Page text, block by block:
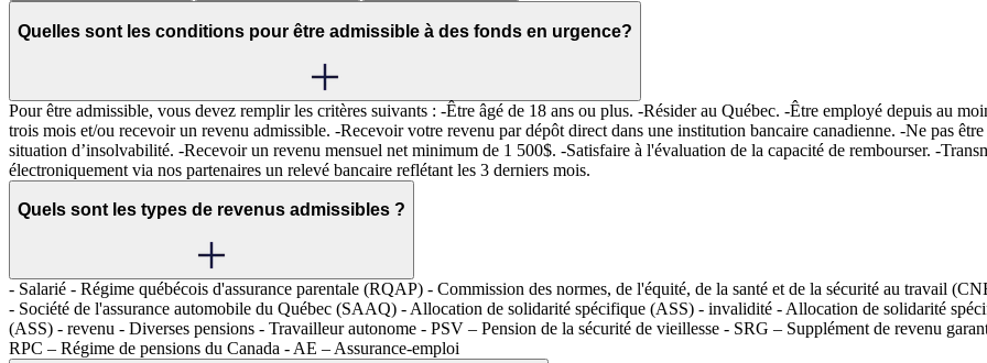
Quelles sont les conditions pour être admissible à des fonds en urgence?
Pour être admissible, vous devez remplir les critères suivants : -Être âgé de 18 ans ou plus. -Résider au Québec. -Être employé depuis au
trois mois et/ou recevoir un revenu admissible. -Recevoir votre revenu par dépôt direct dans une institution bancaire canadienne. -Ne pas être
situation d’insolvabilité. -Recevoir un revenu mensuel net minimum de 1 500$. -Satisfaire à l'évaluation de la capacité de rembourser. -
électroniquement via nos partenaires un relevé bancaire reflétant les 3 derniers mois.
Quels sont les types de revenus admissibles ?
- Salarié - Régime québécois d'assurance parentale (RQAP) - Commission des normes, de l'équité, de la santé et de la sécurité au travail
- Société de l'assurance automobile du Québec (SAAQ) - Allocation de solidarité spécifique (ASS) - invalidité - Allocation de solidarité
(ASS) - revenu - Diverses pensions - Travailleur autonome - PSV – Pension de la sécurité de vieillesse - SRG – Supplément de revenu
RPC – Régime de pensions du Canada - AE – Assurance-emploi